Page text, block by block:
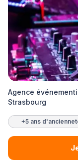
Agence
Strasbourg
+5 ans